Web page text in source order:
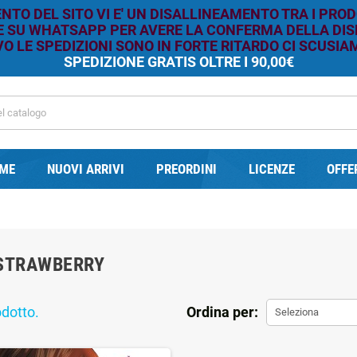
DEL SITO VI E' UN DISALLINEAMENTO TRA I
SU WHATSAPP PER AVERE LA CONFERMA DELLA
LE SPEDIZIONI SONO IN FORTE RITARDO CI
SPEDIZIONE GRATIS OLTRE I 90,00€
NUOVI ARRIVI PREORDINI LICENZE
Ordina per: Seleziona